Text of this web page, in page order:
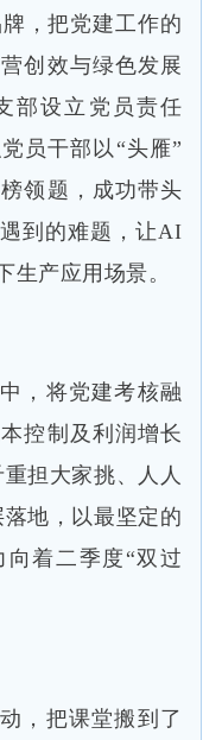
，把党建工作的
创效与绿色发展
部设立党员责任
员干部以“头雁”
领题，成功带头
到的难题，让AI
生产应用场景。
，将党建考核融
控制及利润增长
担大家挑、人人
地，以最坚定的
着二季度“双过
，把课堂搬到了